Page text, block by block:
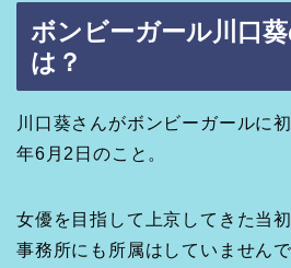
ボンビーガール川口
は？
川口葵さんがボンビーガールに
年6月2日のこと。
女優を目指して上京してきた当
事務所にも所属はしていませんで